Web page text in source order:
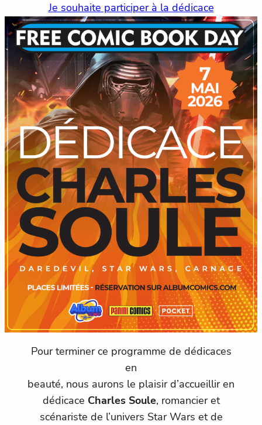
Je souhaite participer à la dédicace
Pour terminer ce programme de dédicaces
en
beauté, nous aurons le plaisir d’accueillir en
dédicace Charles Soule, romancier et
scénariste de l’univers Star Wars et de